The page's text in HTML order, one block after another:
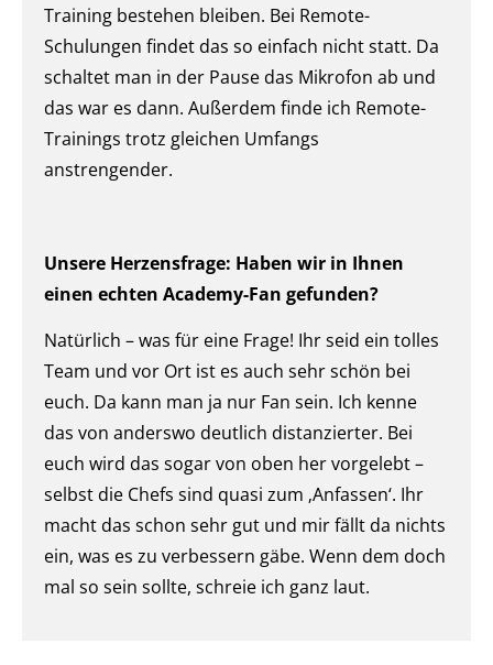
Training bestehen bleiben. Bei Remote-
Schulungen findet das so einfach nicht statt. Da
schaltet man in der Pause das Mikrofon ab und
das war es dann. Außerdem finde ich Remote-
Trainings trotz gleichen Umfangs
anstrengender.
Unsere Herzensfrage: Haben wir in Ihnen
einen echten Academy-Fan gefunden?
Natürlich – was für eine Frage! Ihr seid ein tolles
Team und vor Ort ist es auch sehr schön bei
euch. Da kann man ja nur Fan sein. Ich kenne
das von anderswo deutlich distanzierter. Bei
euch wird das sogar von oben her vorgelebt –
selbst die Chefs sind quasi zum ‚Anfassen‘. Ihr
macht das schon sehr gut und mir fällt da nichts
ein, was es zu verbessern gäbe. Wenn dem doch
mal so sein sollte, schreie ich ganz laut.